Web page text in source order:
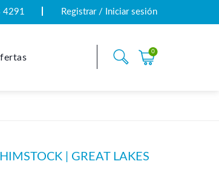
4291 Registrar / Iniciar sesión
0
| GREAT LAKES